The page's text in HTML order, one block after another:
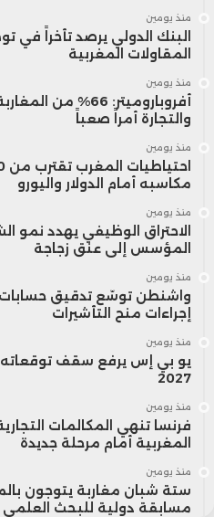
منذ يومين
البنك الدولي يرصد تأخراً في
المقاولات المغربية
منذ يومين
أفروباروميتر:
والتجارة أمراً صعباً
منذ يومين
مكاسبه أمام الدولار واليورو
منذ يومين
الاحتراق الوظيفي يهدد نمو
المؤسس إلى عنق زجاجة
منذ يومين
واشنطن توسّع تدقيق
إجراءات منح التأشيرات
منذ يومين
2027
منذ يومين
فرنسا تنهي المكالمات
المغربية أمام مرحلة جديدة
منذ يومين
ستة شبان مغاربة يتوجون
مسابقة دولية للبحث العلمي